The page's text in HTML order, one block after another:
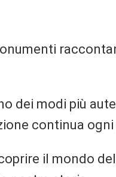
dei modi più
continua
il mondo